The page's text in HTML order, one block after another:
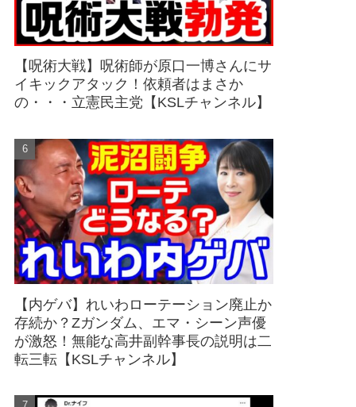
【呪術大戦】呪術師が原口一博さんにサ
イキックアタック！依頼者はまさか
の・・・立憲民主党【KSLチャンネル】
【内ゲバ】れいわローテーション廃止か
存続か？Zガンダム、エマ・シーン声優
が激怒！無能な高井副幹事長の説明は二
転三転【KSLチャンネル】